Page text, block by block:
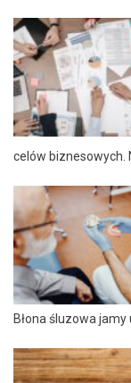
celów biznesowych.
Błona śluzowa